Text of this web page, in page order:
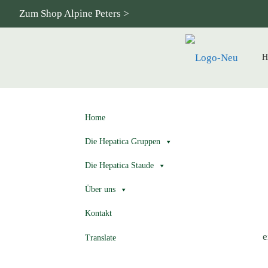
Zum Shop Alpine Peters >
Home
Die Hepatica Gruppen
Die Hepatica Staude
Über uns
Kontakt
Translate